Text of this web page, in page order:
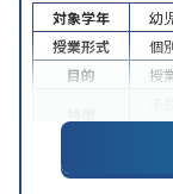
対象学年 幼
授業形式
個
目的
授
ラ